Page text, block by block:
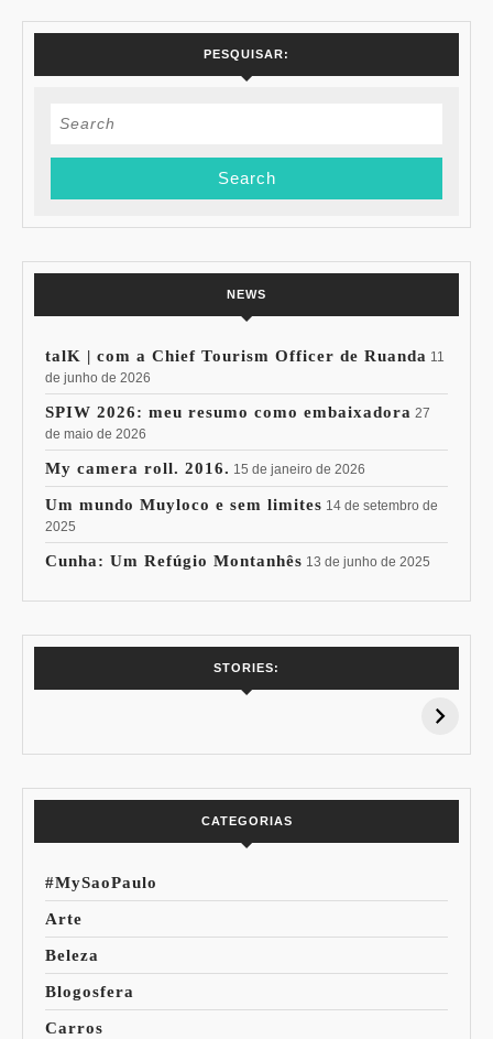
PESQUISAR:
Search
NEWS
talK | com a Chief Tourism Officer de Ruanda 11
de junho de 2026
SPIW 2026: meu resumo como embaixadora 27
de maio de 2026
My camera roll. 2016. 15 de janeiro de 2026
Um mundo Muyloco e sem limites 14 de setembro de
2025
Cunha: Um Refúgio Montanhês 13 de junho de 2025
STORIES:
15% de
Pessoal: Os
CATEGORIAS
#MySaoPaulo
Arte
Beleza
Blogosfera
Carros